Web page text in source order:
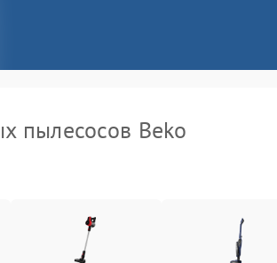
пылесосов Beko